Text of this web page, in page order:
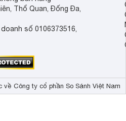
Thổ Quan, Đống Đa,
số 0106373516,
Công ty cổ phần So Sánh Việt Nam